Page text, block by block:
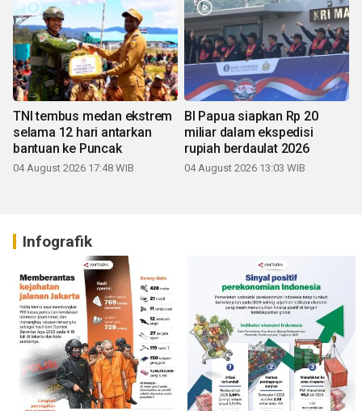
TNI tembus medan ekstrem
selama 12 hari antarkan
bantuan ke Puncak
04 August 2026 17:48 WIB
BI Papua siapkan Rp 20
miliar dalam ekspedisi
rupiah berdaulat 2026
04 August 2026 13:03 WIB
Infografik